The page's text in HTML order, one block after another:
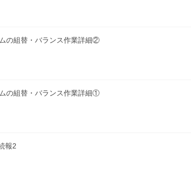
の組替・バランス作業詳細②
の組替・バランス作業詳細①
報2